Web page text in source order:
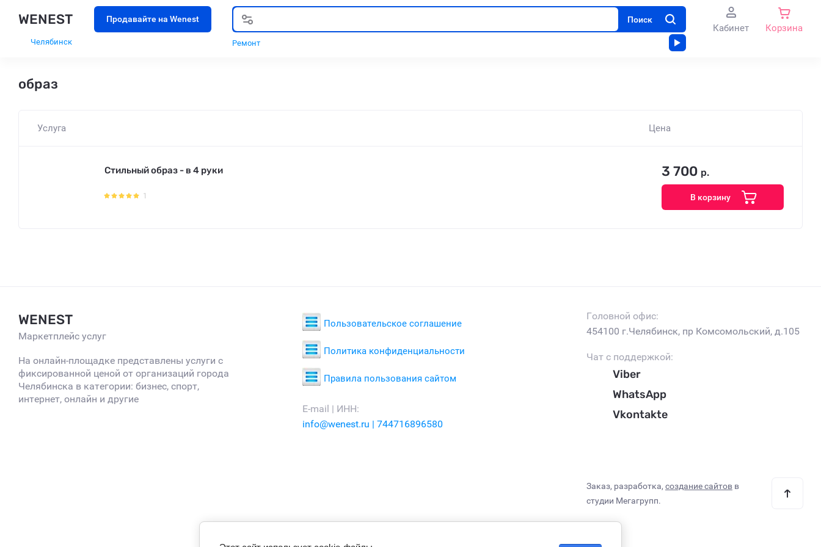
WENEST Продавайте на Wenest
Челябинск
Поиск
Ремонт
Кабинет Корзина
образ
Услуга Цена
Стильный образ - в 4 руки
1
3 700 р.
В корзину
WENEST
Маркетплейс услуг
На онлайн-площадке представлены услуги с
фиксированной ценой от организаций города
Челябинска в категории: бизнес, спорт,
интернет, онлайн и другие
Пользовательское соглашение
Политика конфиденциальности
Правила пользования сайтом
E-mail | ИНН:
info@wenest.ru | 744716896580
Головной офис:
454100 г.Челябинск, пр Комсомольский, д.105
Чат с поддержкой:
Viber
WhatsApp
Vkontakte
Заказ, разработка, создание сайтов в
студии Мегагрупп.